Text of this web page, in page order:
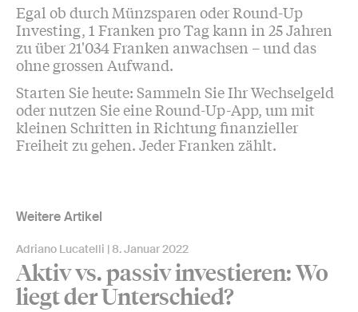
Egal ob durch Münzsparen oder Round-Up
Investing, 1 Franken pro Tag kann in 25 Jahren
zu über 21'034 Franken anwachsen – und das
ohne grossen Aufwand.
Starten Sie heute: Sammeln Sie Ihr Wechselgeld
oder nutzen Sie eine Round-Up-App, um mit
kleinen Schritten in Richtung finanzieller
Freiheit zu gehen. Jeder Franken zählt.
Weitere Artikel
Adriano Lucatelli 8. Januar 2022
Aktiv vs. passiv investieren: Wo
liegt der Unterschied?